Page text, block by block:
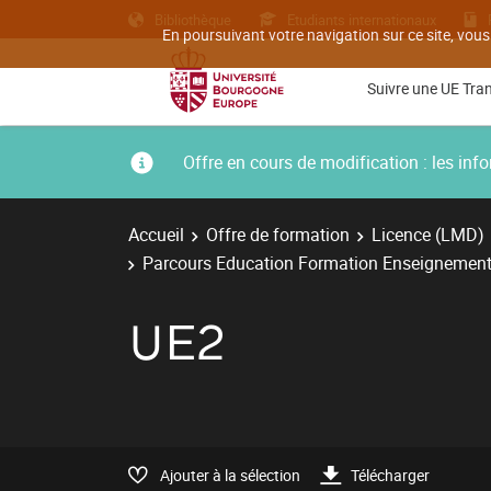
En poursuivant votre navigation sur ce site,
Bibliothèque Etudiants internationaux
Suivre une UE
Offre en cours de modification : les
Accueil Offre de formation
Licence (LMD)
Parcours Education Formation
UE2
Ajouter à la sélection Télécharger